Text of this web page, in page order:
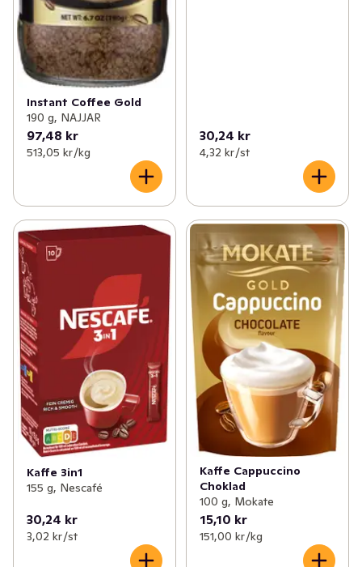
Instant Coffee Gold
190 g, NAJJAR
97,48 kr
513,05 kr /kg
30,24 kr
4,32 kr /st
Kaffe 3in1
155 g, Nescafé
30,24 kr
3,02 kr /st
Kaffe Cappuccino
Choklad
100 g, Mokate
15,10 kr
151,00 kr /kg